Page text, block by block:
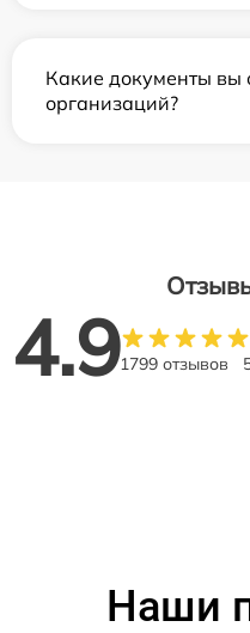
Какие документы вы
организаций?
4.91799 отзывов
Наши